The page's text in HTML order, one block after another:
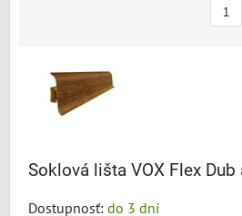
Soklová lišta VOX Flex Dub
Dostupnosť: do 3 dní